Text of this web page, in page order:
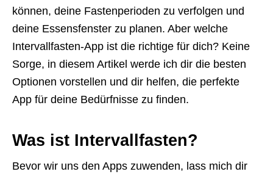
können, deine Fastenperioden zu verfolgen und
deine Essensfenster zu planen. Aber welche
Intervallfasten-App ist die richtige für dich? Keine
Sorge, in diesem Artikel werde ich dir die besten
Optionen vorstellen und dir helfen, die perfekte
App für deine Bedürfnisse zu finden.
Was ist Intervallfasten?
Bevor wir uns den Apps zuwenden, lass mich dir